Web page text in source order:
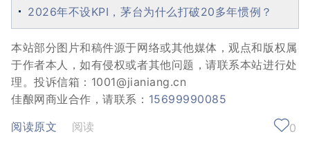
2026年不设KPI，茅台为什么打破20多年惯例？
本站部分图片和稿件源于网络或其他媒体，观点和版权属
于作者本人，如有侵权或者其他问题，请联系本站进行处
理。投诉信箱：1001@jianiang.cn
佳酿网商业合作，请联系： 15699990085
阅读原文
阅读 0